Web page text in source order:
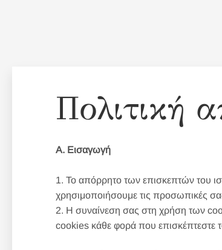
Πολιτική
Α. Εισαγωγή
1. Το απόρρητο των επισκεπτών του
χρησιμοποιήσουμε τις προσωπικές
2. Η συναίνεση σας στη χρήση των
cookies κάθε φορά που επισκέπτεστε